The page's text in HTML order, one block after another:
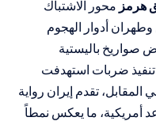
هرمز محور الاشتباك
أدوار الهجوم
صواريخ باليستية
تنفيذ ضربات استهدفت
المقابل، تقدم إيران رواية
أمريكية، ما يعكس نمطاً